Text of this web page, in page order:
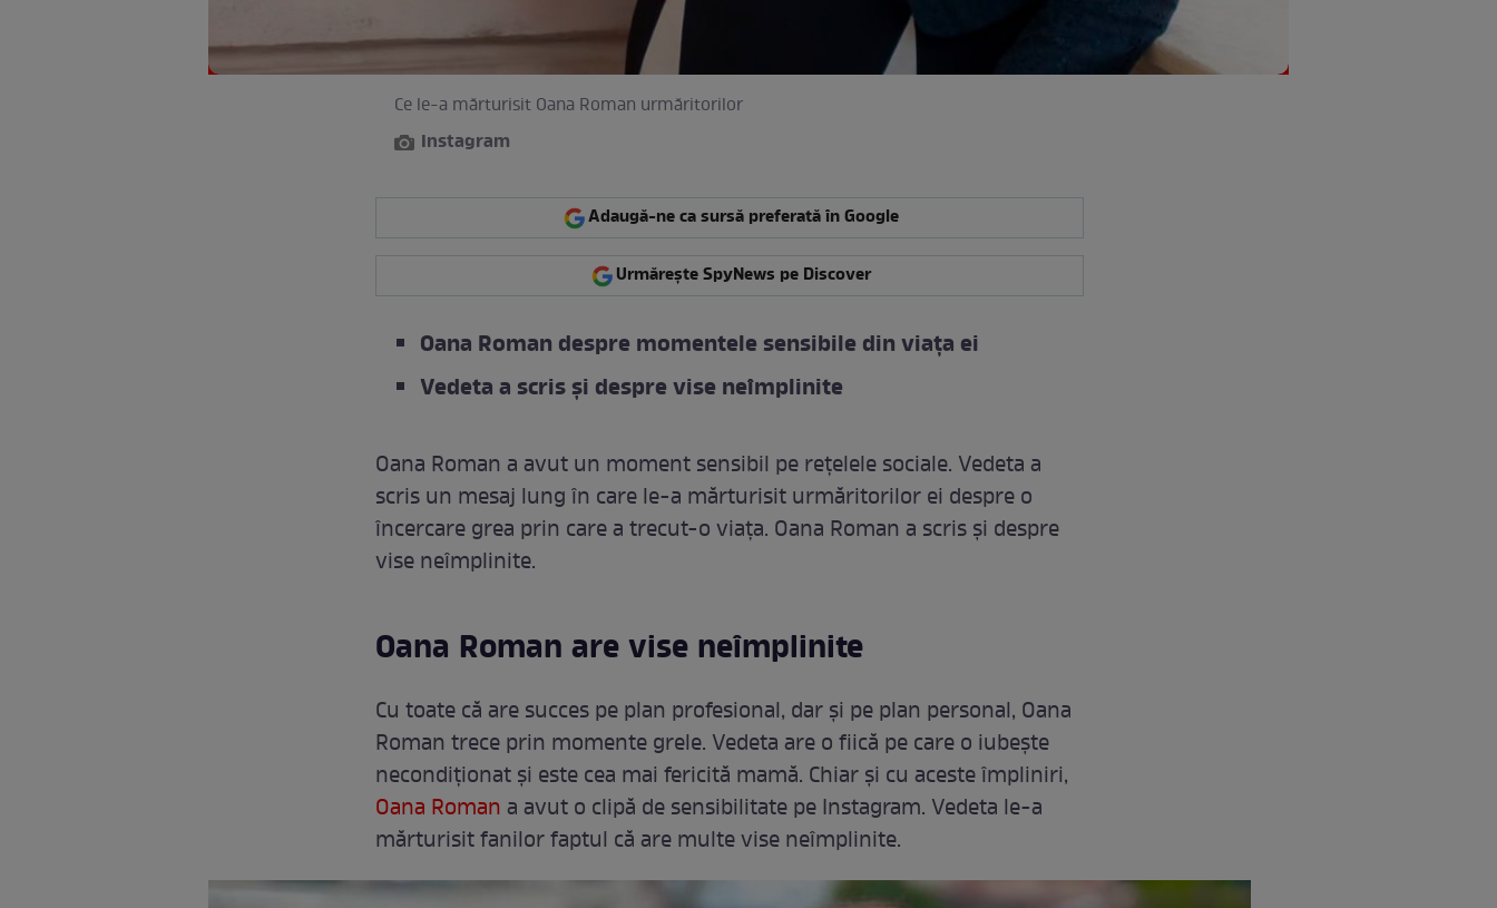
Ce le-a mărturisit Oana Roman urmăritorilor
Instagram
Adaugă-ne ca sursă preferată în Google
Urmărește SpyNews pe Discover
Oana Roman despre momentele sensibile din viața ei
Vedeta a scris și despre vise neîmplinite
Oana Roman a avut un moment sensibil pe rețelele sociale. Vedeta a
scris un mesaj lung în care le-a mărturisit urmăritorilor ei despre o
încercare grea prin care a trecut-o viața. Oana Roman a scris și despre
vise neîmplinite.
Oana Roman are vise neîmplinite
Cu toate că are succes pe plan profesional, dar și pe plan personal, Oana
Roman trece prin momente grele. Vedeta are o fiică pe care o iubește
necondiționat și este cea mai fericită mamă. Chiar și cu aceste împliniri,
Oana Roman a avut o clipă de sensibilitate pe Instagram. Vedeta le-a
mărturisit fanilor faptul că are multe vise neîmplinite.